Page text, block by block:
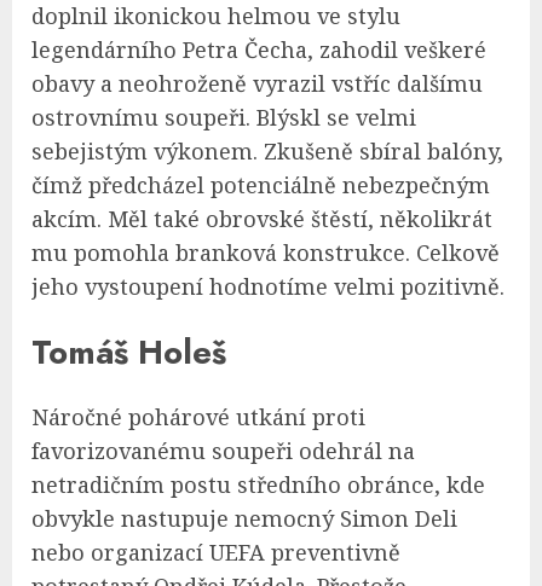
doplnil ikonickou helmou ve stylu
legendárního Petra Čecha, zahodil veškeré
obavy a neohroženě vyrazil vstříc dalšímu
ostrovnímu soupeři. Blýskl se velmi
sebejistým výkonem. Zkušeně sbíral balóny,
čímž předcházel potenciálně nebezpečným
akcím. Měl také obrovské štěstí, několikrát
mu pomohla branková konstrukce. Celkově
jeho vystoupení hodnotíme velmi pozitivně.
Tomáš Holeš
Náročné pohárové utkání proti
favorizovanému soupeři odehrál na
netradičním postu středního obránce, kde
obvykle nastupuje nemocný Simon Deli
nebo organizací UEFA preventivně